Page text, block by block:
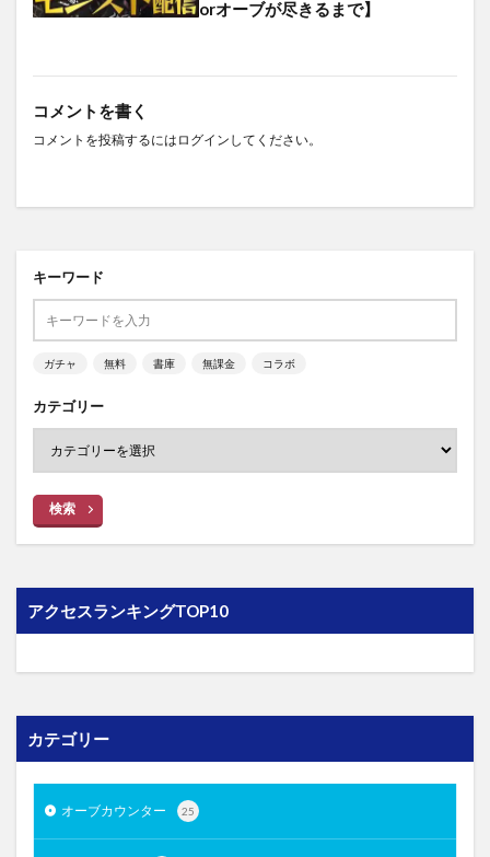
orオーブが尽きるまで】
コメントを書く
コメントを投稿するには ログイン してください。
キーワード
ガチャ 無料 書庫 無課金 コラボ
カテゴリー
検索
アクセスランキングTOP10
カテゴリー
オーブカウンター 25